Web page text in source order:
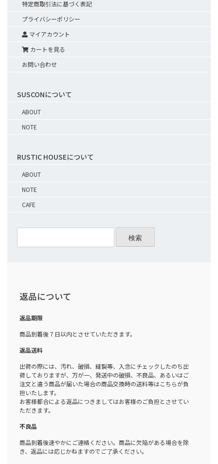
特定商取引法に基づく表記
プライバシーポリシー
マイアカウント
カートを見る
お問い合わせ
SUSCONについて
ABOUT
NOTE
RUSTIC HOUSEについて
ABOUT
NOTE
CAFE
検索
返品について
返品期限
商品到着後７日以内とさせていただきます。
返品送料
出荷の際には、汚れ、破損、縫製等、入念にチェックしたのち出
荷しておりますが、万が一、発送中の破損、不良品、あるいはご
注文と違う商品が届いた場合の商品交換時の送料等はこちらが負
担いたします。
お客様都合による返品につきましてはお客様のご負担とさせてい
ただきます。
不良品
商品到着後速やかにご連絡ください。商品に欠陥がある場合を除
き、返品には応じかねますのでご了承ください。